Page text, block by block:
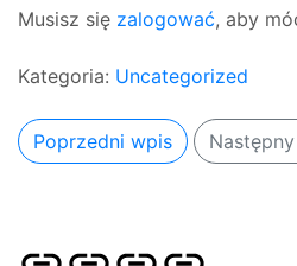
Musisz się zalogować, aby
Kategoria: Uncategorized
Poprzedni wpis
StronaPozycjonowanie
SKLEPBLOG